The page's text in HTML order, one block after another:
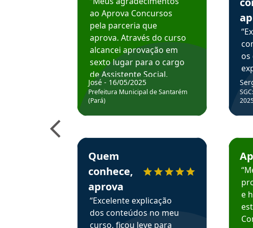
ao Aprova Concursos
pela parceria que
aprova. Através do curso
alcancei aprovação em
sexto lugar para o cargo
de Assistente Social.
Hoje estou atuando na
Prefeitura de Santarém.
José - 16/05/2025
Prefeitura Municipal de Santarém
(Pará)
Estudante Elais recomenda o Aprova Concursos em
Quem
conhece,
aprova
“Excelente explicação
dos conteúdos no meu
curso, ficou leve para
os
e